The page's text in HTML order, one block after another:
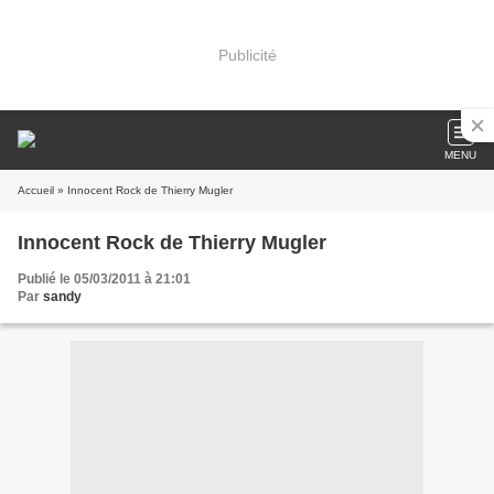
Publicité
MENU
Accueil » Innocent Rock de Thierry Mugler
Innocent Rock de Thierry Mugler
Publié le 05/03/2011 à 21:01
Par sandy